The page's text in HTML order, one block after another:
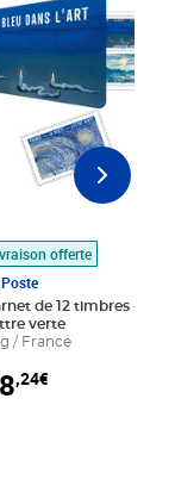
panier
offerte
de 12 timbres - Le
verte
/ France
,24€